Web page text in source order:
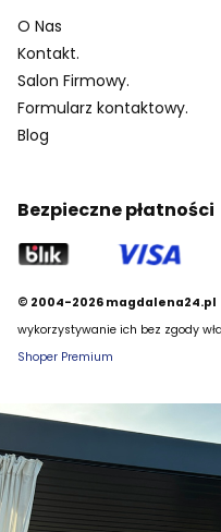
O Nas
Kontakt.
Salon Firmowy.
Formularz kontaktowy.
Blog
Bezpieczne płatności
© 2004-2026 magdalena24.pl
wykorzystywanie ich bez zgody
Shoper Premium